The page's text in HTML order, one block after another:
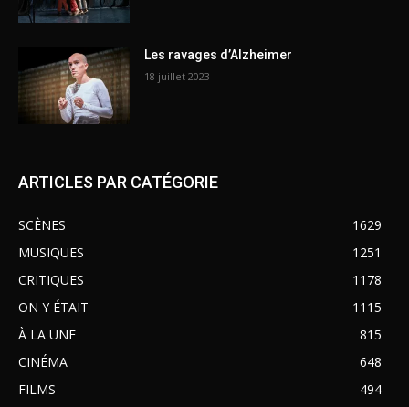
Les ravages d’Alzheimer
18 juillet 2023
ARTICLES PAR CATÉGORIE
SCÈNES
1629
MUSIQUES
1251
CRITIQUES
1178
ON Y ÉTAIT
1115
À LA UNE
815
CINÉMA
648
FILMS
494